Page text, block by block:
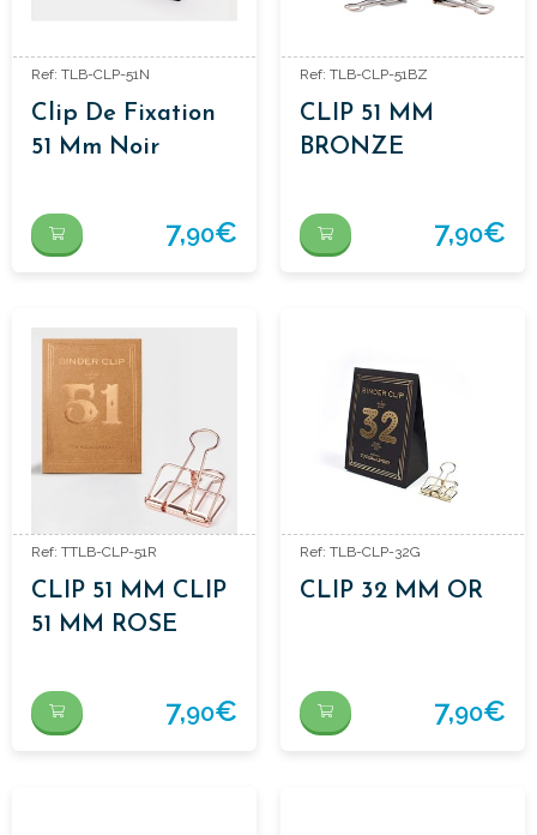
Ref: TLB-CLP-51N
Clip De Fixation
51 Mm Noir
7,90€
Ref: TLB-CLP-51BZ
CLIP 51 MM
BRONZE
7,90€
Ref: TTLB-CLP-51R
CLIP 51 MM CLIP
51 MM ROSE
7,90€
Ref: TLB-CLP-32G
CLIP 32 MM OR
7,90€